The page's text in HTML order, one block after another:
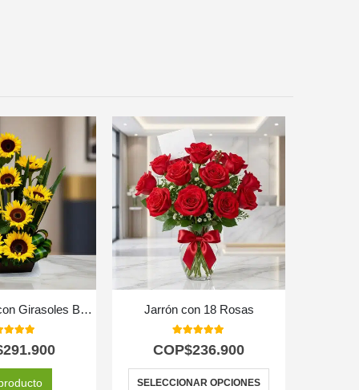
Arreglo Floral con Girasoles Bengala
291.900
Jarrón con 18 Rosas
COP$236.900
SELECCIONAR OPCIONES